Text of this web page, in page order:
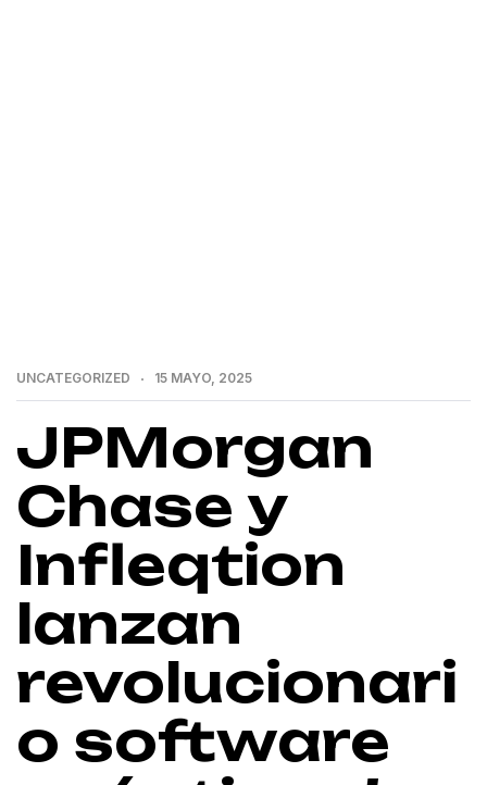
UNCATEGORIZED 15 MAYO, 2025
JPMorgan
Chase y
Infleqtion
lanzan
revolucionari
o software